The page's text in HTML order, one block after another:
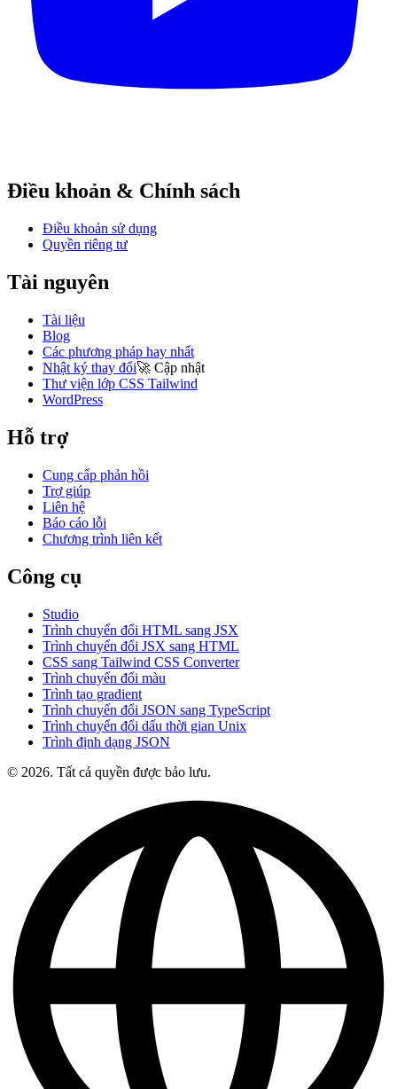
Điều khoản & Chính sách
Điều khoản sử dụng
Quyền riêng tư
Tài nguyên
Tài liệu
Blog
Các phương pháp hay nhất
Nhật ký thay đổi🚀 Cập nhật
Thư viện lớp CSS Tailwind
WordPress
Hỗ trợ
Cung cấp phản hồi
Trợ giúp
Liên hệ
Báo cáo lỗi
Chương trình liên kết
Công cụ
Studio
Trình chuyển đổi HTML sang JSX
Trình chuyển đổi JSX sang HTML
CSS sang Tailwind CSS Converter
Trình chuyển đổi màu
Trình tạo gradient
Trình chuyển đổi JSON sang TypeScript
Trình chuyển đổi dấu thời gian Unix
Trình định dạng JSON
© 2026. Tất cả quyền được bảo lưu.